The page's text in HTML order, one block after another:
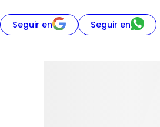
Seguir en Seguir en